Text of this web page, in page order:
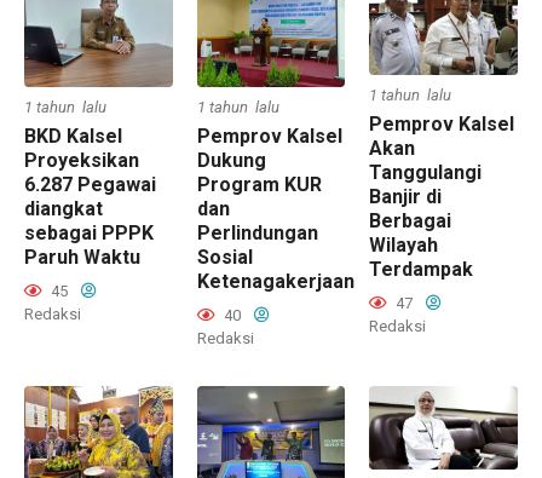
1 tahun lalu
BKD Kalsel
Proyeksikan
6.287 Pegawai
diangkat
sebagai PPPK
Paruh Waktu
45
Redaksi
1 tahun lalu
Pemprov Kalsel
Dukung
Program KUR
dan
Perlindungan
Sosial
Ketenagakerjaan
40
Redaksi
1 tahun lalu
Pemprov Kalsel
Akan
Tanggulangi
Banjir di
Berbagai
Wilayah
Terdampak
47
Redaksi